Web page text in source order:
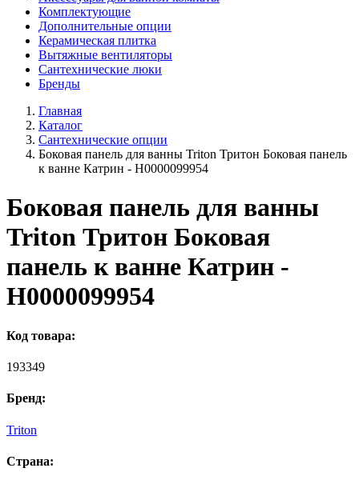
Комплектующие
Дополнительные опции
Керамическая плитка
Вытяжные вентиляторы
Сантехнические люки
Бренды
Главная
Каталог
Сантехнические опции
Боковая панель для ванны Triton Тритон Боковая панель
к ванне Катрин - Н0000099954
Боковая панель для ванны
Triton Тритон Боковая
панель к ванне Катрин -
Н0000099954
Код товара:
193349
Бренд:
Triton
Страна: